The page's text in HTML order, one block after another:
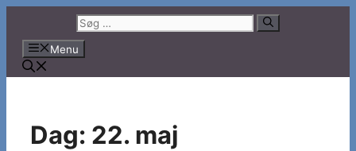
indhold
Søg
efter:
Menu
Dag: 22. maj